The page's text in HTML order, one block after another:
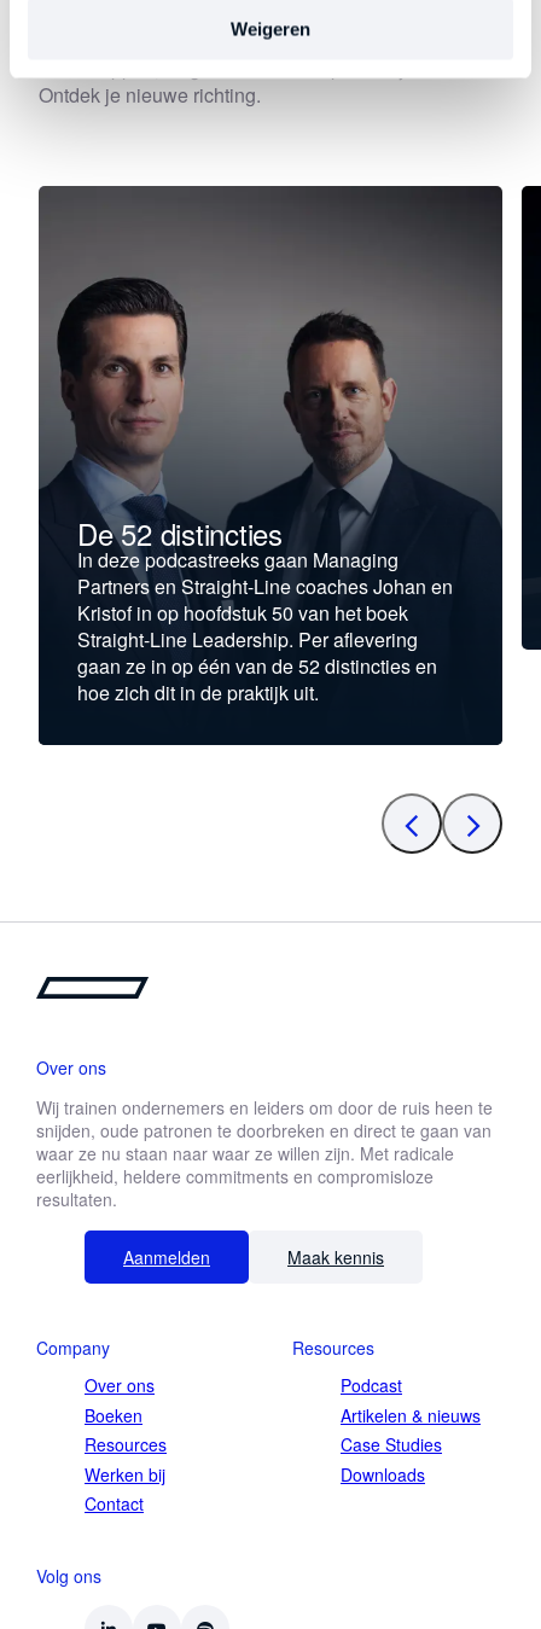
Weigeren
Elke aflevering gaat dieper in op een belangrijk
thema. Precies op het moment dat leiderschap begint
Ontdek je nieuwe richting.
De 52 distincties
In deze podcastreeks gaan Managing
Partners en Straight-Line coaches Johan en
Kristof in op hoofdstuk 50 van het boek
Straight-Line Leadership. Per aflevering
gaan ze in op één van de 52 distincties en
hoe zich dit in de praktijk uit.
Over ons
Wij trainen ondernemers en leiders om door de ruis heen te
snijden, oude patronen te doorbreken en direct te gaan van
waar ze nu staan naar waar ze willen zijn. Met radicale
eerlijkheid, heldere commitments en compromisloze
resultaten.
Aanmelden Maak kennis
Company
Over ons
Boeken
Resources
Werken bij
Contact
Resources
Podcast
Artikelen & nieuws
Case Studies
Downloads
Volg ons